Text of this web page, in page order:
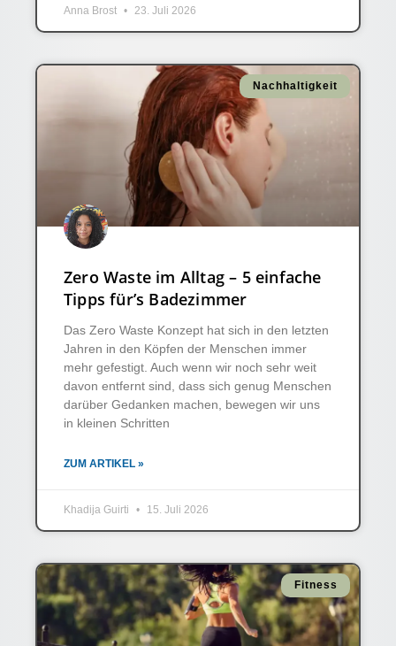
Anna Brost 23. Juli 2026
Nachhaltigkeit
Zero Waste im Alltag – 5 einfache
Tipps für’s Badezimmer
Das Zero Waste Konzept hat sich in den letzten
Jahren in den Köpfen der Menschen immer
mehr gefestigt. Auch wenn wir noch sehr weit
davon entfernt sind, dass sich genug Menschen
darüber Gedanken machen, bewegen wir uns
in kleinen Schritten
ZUM ARTIKEL »
Khadija Guirti 15. Juli 2026
Fitness